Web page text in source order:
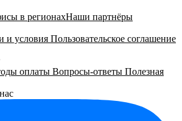
в регионахНаши партнёры
и условия Пользовательское соглашение
оплаты Вопросы-ответы Полезная